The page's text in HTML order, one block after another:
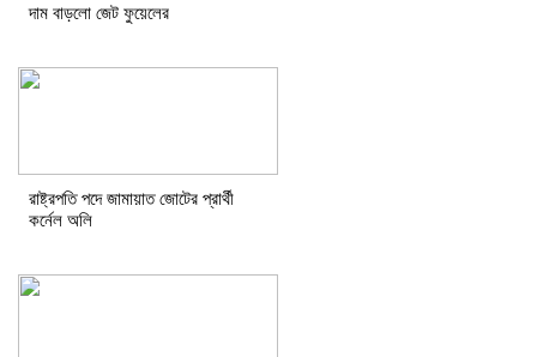
দাম বাড়লো জেট ফুয়েলের
রাষ্ট্রপতি পদে জামায়াত জোটের প্রার্থী
কর্নেল অলি